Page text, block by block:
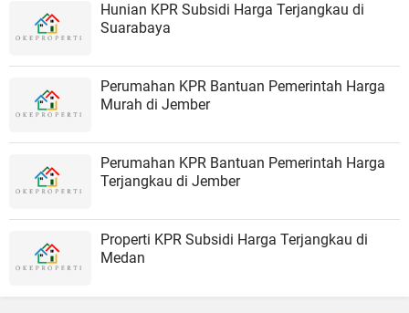
Hunian KPR Subsidi Harga Terjangkau di
Suarabaya
Perumahan KPR Bantuan Pemerintah Harga
Murah di Jember
Perumahan KPR Bantuan Pemerintah Harga
Terjangkau di Jember
Properti KPR Subsidi Harga Terjangkau di
Medan